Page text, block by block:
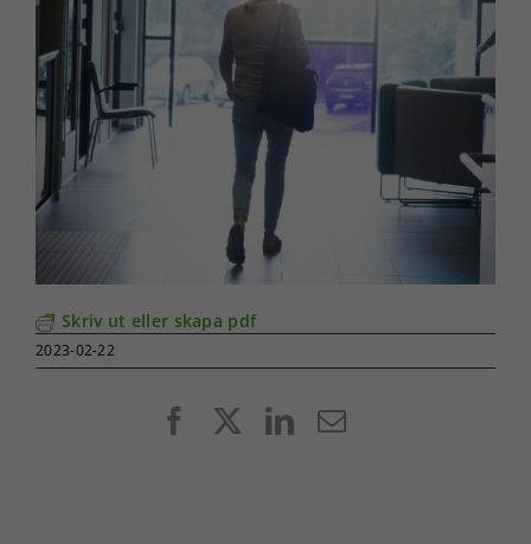
Skriv ut eller skapa pdf
2023-02-22
FacebookLinkedIn
E-